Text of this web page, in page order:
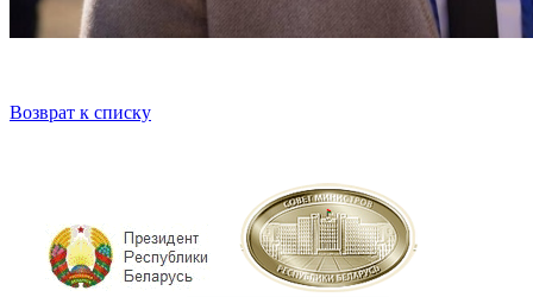
Возврат к списку